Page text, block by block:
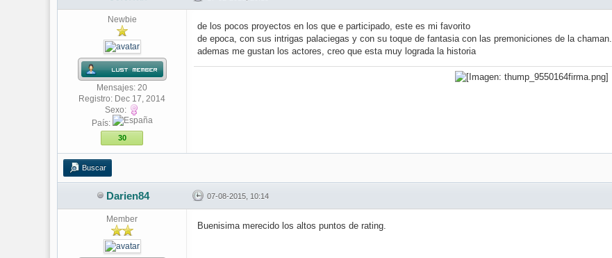
Newbie
Mensajes: 20
Registro: Dec 17, 2014
Sexo:
País:
30
de los pocos proyectos en los que e participado, este es mi favorito
de epoca, con sus intrigas palaciegas y con su toque de fantasia con las premoniciones de la chaman.
ademas me gustan los actores, creo que esta muy lograda la historia
Buscar
Darien84 07-08-2015, 10:14
Member
Buenisima merecido los altos puntos de rating.